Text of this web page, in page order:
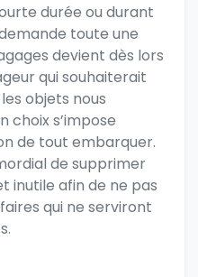
durée ou durant
toute une
devient dès lors
qui souhaiterait
objets nous
choix s’impose
de tout embarquer.
de supprimer
inutile afin de ne pas
qui ne serviront